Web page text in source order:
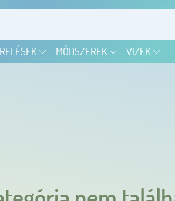
MÓDSZEREK VIZEK